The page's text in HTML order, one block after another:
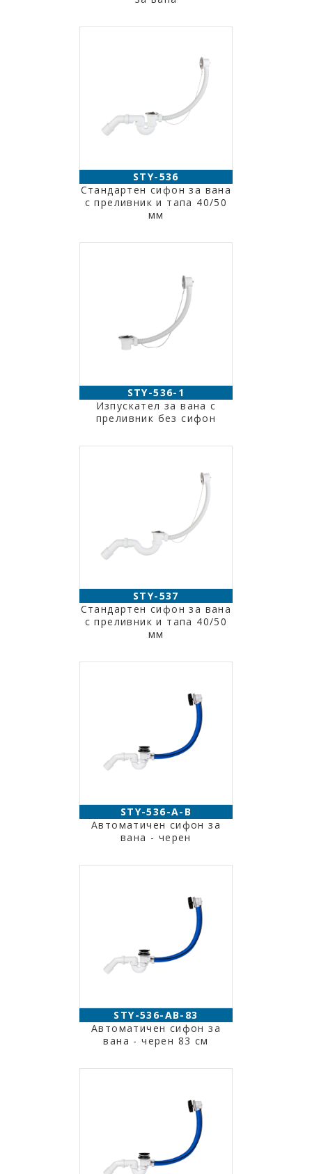
STY-536
Стандартен сифон за вана
с преливник и тапа 40/50
мм
STY-536-1
Изпускател за вана с
преливник без сифон
STY-537
Стандартен сифон за вана
с преливник и тапа 40/50
мм
STY-536-A-B
Автоматичен сифон за
вана - черен
STY-536-AB-83
Автоматичен сифон за
вана - черен 83 см